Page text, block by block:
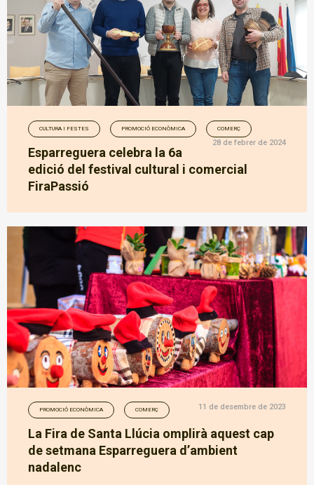
CULTURA I FESTES PROMOCIÓ ECONÒMICA COMERÇ
28 de febrer de 2024
Esparreguera celebra la 6a
edició del festival cultural i comercial
FiraPassió
PROMOCIÓ ECONÒMICA COMERÇ 11 de desembre de 2023
La Fira de Santa Llúcia omplirà aquest cap
de setmana Esparreguera d’ambient
nadalenc